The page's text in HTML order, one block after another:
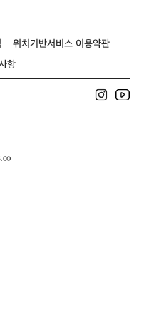
위치기반서비스 이용약관
항